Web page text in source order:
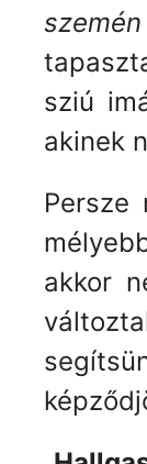
sziú
akinek
akkor